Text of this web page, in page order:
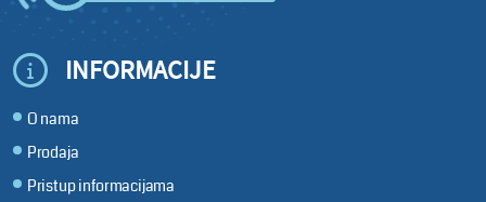
INFORMACIJE
O nama
Prodaja
Pristup informacijama